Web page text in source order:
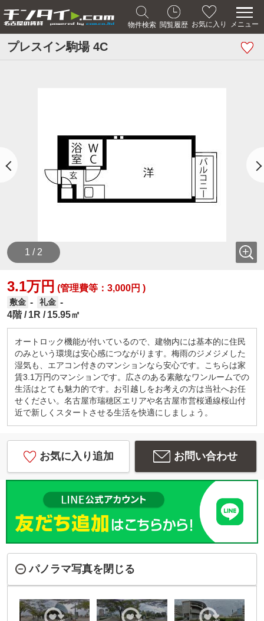
物件検索 閲覧履歴 お気に入り メニュー
プレスイン駒場 4C
1 / 2
3.1万円 (管理費等：3,000円 )
敷金 - 礼金 -
4階
1R 15.95㎡
オートロック機能が付いているので、建物内には基本的に住民
のみという環境は安心感につながります。梅雨のジメジメした
湿気も、エアコン付きのマンションなら安心です。こちらは家
賃3.1万円のマンションです。広さのある素敵なワンルームでの
生活はとても魅力的です。お引越しをお考えの方は当社へお任
せください。名古屋市瑞穂区エリアや名古屋市営桜通線桜山付
近で新しくスタートさせる生活を快適にしましょう。
お気に入り追加 お問い合わせ
パノラマ写真を閉じる